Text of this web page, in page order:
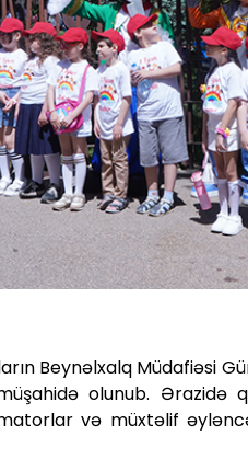
ın Beynəlxalq Müdafiəsi Gü
üşahidəolunub. Ərazidə
və müxtəlif əylənc